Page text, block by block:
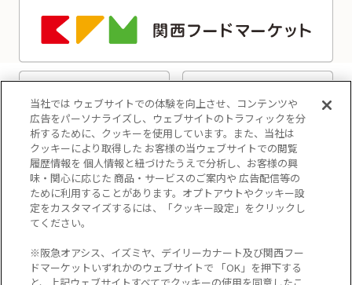
クッキーポリシー
マルチステークホルダー方針
当社では ウェブサイトでの体験を向上させ、コンテンツや
広告をパーソナライズし、ウェブサイトのトラフィックを分
析するために、クッキーを使用しています。また、当社は
クッキーにより取得した お客様の当ウェブサイトでの閲覧
履歴情報を 個人情報と紐づけたうえで分析し、お客様の興
味・関心に応じた 商品・サービスのご案内や 広告配信等の
ために利用することがあります。オプトアウトやクッキー設
定をカスタマイズするには、「クッキー設定」をクリックし
てください。
※阪急オアシス、イズミヤ、デイリーカナート及び関西フー
ドマーケットいずれかのウェブサイトで 「OK」を押下する